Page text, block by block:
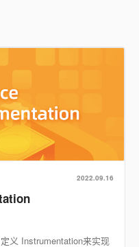
2022.09.16
义 Instrumentation来实现